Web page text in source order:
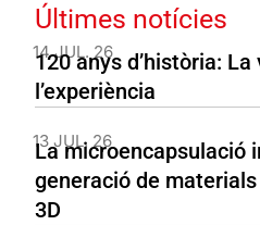
Últimes notícies
14 JUL. 26
120 anys d’història: La
l’experiència
13 JUL. 26
La microencapsulació
generació de
3D